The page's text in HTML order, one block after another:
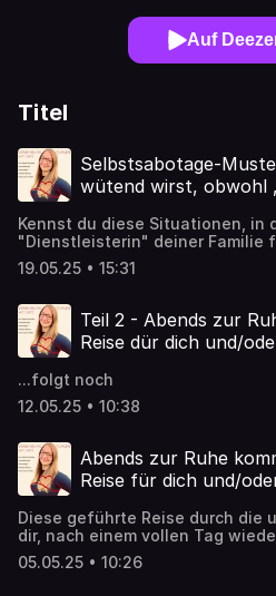
Auf
Titel
Selbstsabotage-
wütend wirst, obwohl
Kennst du diese Situationen, in
"Dienstleisterin" deiner Familie
kocht, obwohl du äußerlich ruhig
19.05.25 • 15:31
Teil 2 - Abends zur
Reise dür dich und/
...folgt noch
12.05.25 • 10:38
Abends zur Ruhe
Reise für dich und/
Diese geführte Reise durch die
dir, nach einem vollen Tag
darfst loslassen, was du
inneren Kraft verbinden und in
05.05.25 • 10:26